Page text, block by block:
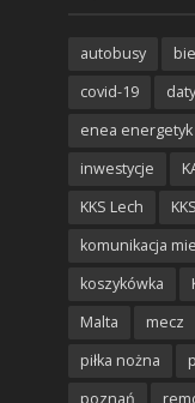
autobusy
covid-19
enea
inwestycje
KKS Lech
komunikacja
koszykówka
Malta
mecz
piłka nożna
poznań